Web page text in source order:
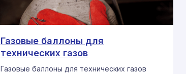
Газовые баллоны для
технических газов
Газовые баллоны для технических газов